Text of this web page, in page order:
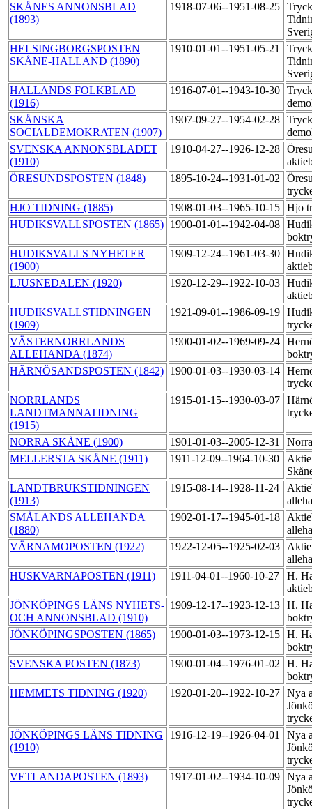
SKÅNES ANNONSBLAD
(1893)
1918-07-06--1951-08-25
HELSINGBORGSPOSTEN
SKÅNE-HALLAND (1890)
1910-01-01--1951-05-21
HALLANDS FOLKBLAD
(1916)
1916-07-01--1943-10-30
SKÅNSKA
SOCIALDEMOKRATEN (1907)
1907-09-27--1954-02-28
SVENSKA ANNONSBLADET
(1910)
1910-04-27--1926-12-28
ÖRESUNDSPOSTEN (1848)
1895-10-24--1931-01-02
HJO TIDNING (1885)
1908-01-03--1965-10-15 Hjo
HUDIKSVALLSPOSTEN (1865) 1900-01-01--1942-04-08
HUDIKSVALLS NYHETER
(1900)
1909-12-24--1961-03-30
LJUSNEDALEN (1920)
1920-12-29--1922-10-03
HUDIKSVALLSTIDNINGEN
(1909)
1921-09-01--1986-09-19
VÄSTERNORRLANDS
ALLEHANDA (1874)
1900-01-02--1969-09-24
HÄRNÖSANDSPOSTEN (1842) 1900-01-03--1930-03-14
NORRLANDS
LANDTMANNATIDNING
(1915)
1915-01-15--1930-03-07
NORRA SKÅNE (1900) 1901-01-03--2005-12-31
MELLERSTA SKÅNE (1911)
1911-12-09--1964-10-30
LANDTBRUKSTIDNINGEN
(1913)
1915-08-14--1928-11-24
SMÅLANDS ALLEHANDA
(1880)
1902-01-17--1945-01-18
VÄRNAMOPOSTEN (1922)
1922-12-05--1925-02-03
HUSKVARNAPOSTEN (1911)
1911-04-01--1960-10-27
H.
JÖNKÖPINGS LÄNS NYHETS-
OCH ANNONSBLAD (1910)
1909-12-17--1923-12-13 H.
JÖNKÖPINGSPOSTEN (1865)
1900-01-03--1973-12-15 H.
SVENSKA POSTEN (1873)
1900-01-04--1976-01-02
H.
HEMMETS TIDNING (1920)
1920-01-20--1922-10-27 Nya
JÖNKÖPINGS LÄNS TIDNING
(1910)
1916-12-19--1926-04-01
Nya
VETLANDAPOSTEN (1893)
1917-01-02--1934-10-09 Nya